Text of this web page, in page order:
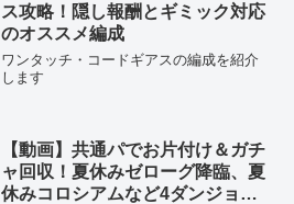
ス攻略！隠し報酬とギミック対応
のオススメ編成
ワンタッチ・コードギアスの編成を紹介
します
【動画】共通パでお片付け＆ガチ
ャ回収！夏休みゼローグ降臨、夏
休みコロシアムなど4ダンジョン